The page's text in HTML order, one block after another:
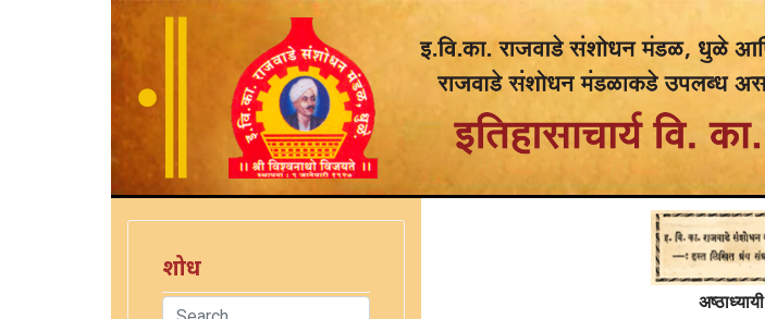
शोध
Search अष्ठाध्यायी